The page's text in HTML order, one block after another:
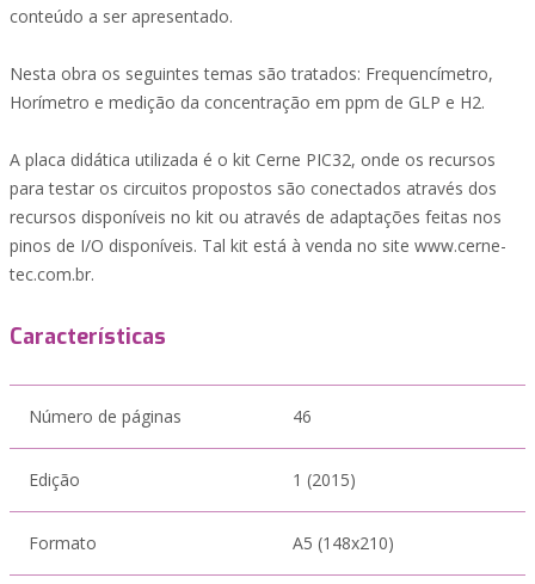
conteúdo a ser apresentado.
Nesta obra os seguintes temas são tratados: Frequencímetro,
Horímetro e medição da concentração em ppm de GLP e H2.
A placa didática utilizada é o kit Cerne PIC32, onde os recursos
para testar os circuitos propostos são conectados através dos
recursos disponíveis no kit ou através de adaptações feitas nos
pinos de I/O disponíveis. Tal kit está à venda no site www.cerne-
tec.com.br.
Características
Número de páginas 46
Edição 1 (2015)
Formato A5 (148x210)